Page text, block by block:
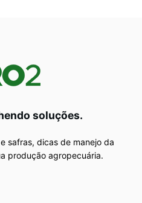
soluções.
safras, dicas de manejo da
produção agropecuária.